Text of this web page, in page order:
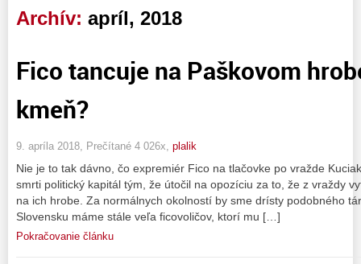
Archív: apríl, 2018
Fico tancuje na Paškovom
kmeň?
9. apríla 2018, Prečítané 4 026x, plalik
Nie je to tak dávno, čo expremiér Fico na tlačovke po vražde
smrti politický kapitál tým, že útočil na opozíciu za to, že z vraždy
na ich hrobe. Za normálnych okolností by sme drísty podobného
Slovensku máme stále veľa ficovoličov, ktorí mu […]
Pokračovanie článku